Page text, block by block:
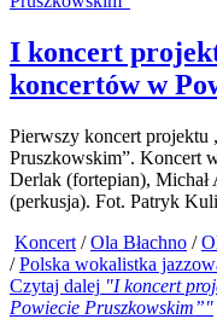
I koncert
koncertów w
Pierwszy koncert projektu
Pruszkowskim”. Koncert
Derlak (fortepian),
(perkusja). Fot. Patryk
Koncert /Ola Błachno /
/Polska wokalistka
Czytaj dalej "I koncert
Powiecie Pruszkowskim”"